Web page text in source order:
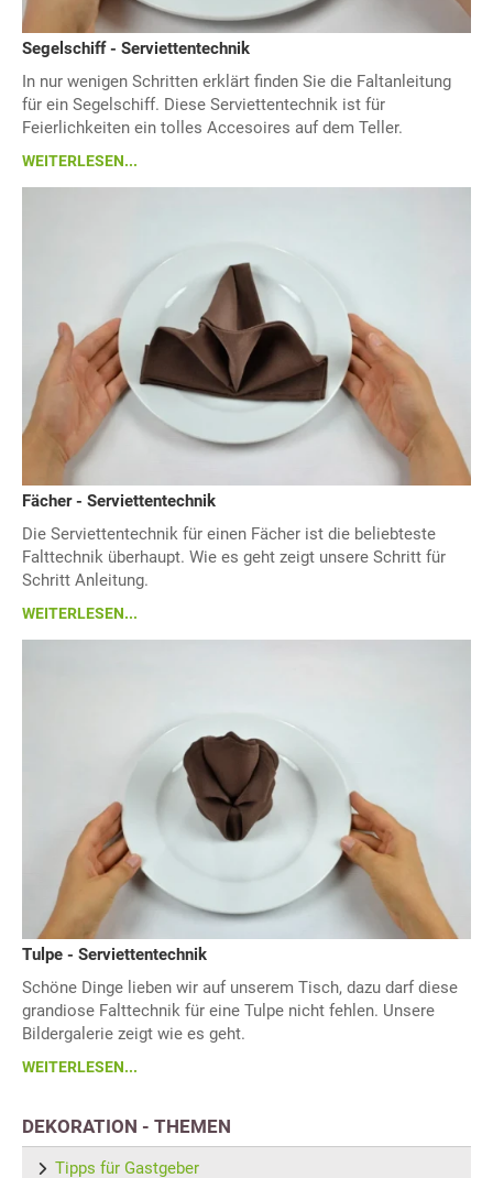
Segelschiff - Serviettentechnik
In nur wenigen Schritten erklärt finden Sie die Faltanleitung
für ein Segelschiff. Diese Serviettentechnik ist für
Feierlichkeiten ein tolles Accesoires auf dem Teller.
WEITERLESEN...
Fächer - Serviettentechnik
Die Serviettentechnik für einen Fächer ist die beliebteste
Falttechnik überhaupt. Wie es geht zeigt unsere Schritt für
Schritt Anleitung.
WEITERLESEN...
Tulpe - Serviettentechnik
Schöne Dinge lieben wir auf unserem Tisch, dazu darf diese
grandiose Falttechnik für eine Tulpe nicht fehlen. Unsere
Bildergalerie zeigt wie es geht.
WEITERLESEN...
DEKORATION - THEMEN
Tipps für Gastgeber